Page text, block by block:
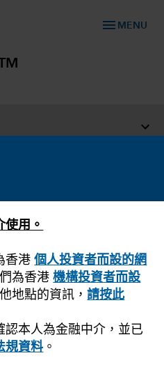
使用。
香港個人投資者而設的網
為香港機構投資者而設
地點的資訊，請按此
認本人為金融中介，並已
規資料。
menu MENU
TM